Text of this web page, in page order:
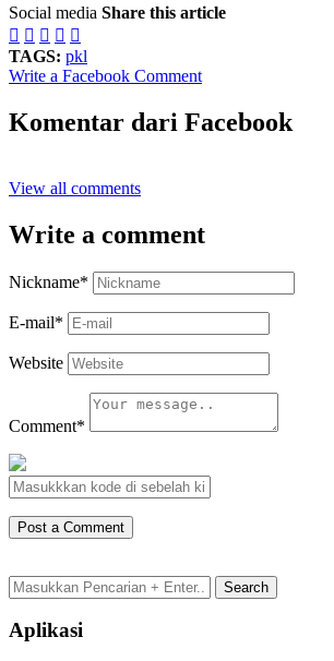
Social media Share this article
    
TAGS: pkl
Write a Facebook Comment
Komentar dari Facebook
View all comments
Write a comment
Nickname*
E-mail*
Website
Comment*
Aplikasi